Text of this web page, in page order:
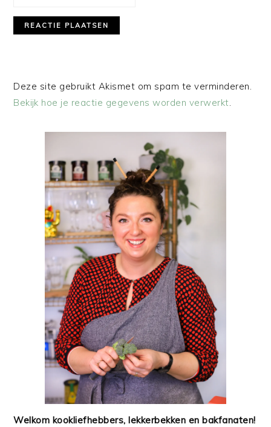
Deze site gebruikt Akismet om spam te verminderen.
Bekijk hoe je reactie gegevens worden verwerkt.
Welkom kookliefhebbers, lekkerbekken en bakfanaten!